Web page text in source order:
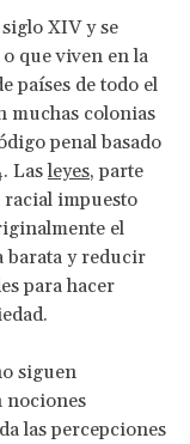
XIV y se
que viven en la
países de todo el
muchas colonias
penal basado
Lasleyes, parte
racial impuesto
el
barata y reducir
para hacer
siguen
nociones
las percepciones